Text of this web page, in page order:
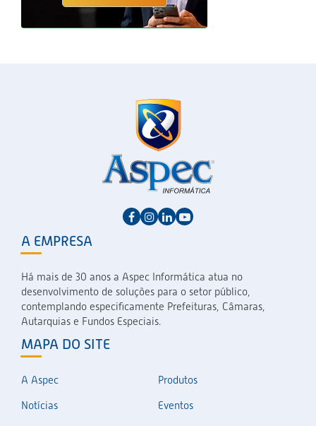
A EMPRESA
Há mais de 30 anos a Aspec Informática atua no
desenvolvimento de soluções para o setor público,
contemplando especificamente Prefeituras, Câmaras,
Autarquias e Fundos Especiais.
MAPA DO SITE
A Aspec
Produtos
Notícias
Eventos